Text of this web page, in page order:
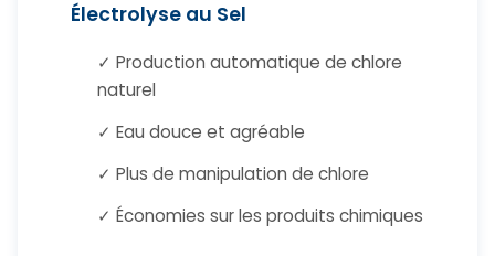
Électrolyse au Sel
✓ Production automatique de chlore
naturel
✓ Eau douce et agréable
✓ Plus de manipulation de chlore
✓ Économies sur les produits chimiques